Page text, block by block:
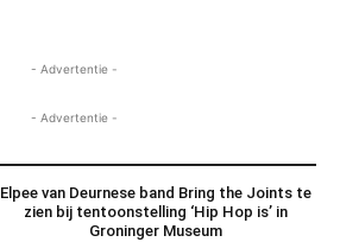
- Advertentie -
- Advertentie -
Elpee van Deurnese band Bring the Joints te
zien bij tentoonstelling ‘Hip Hop is’ in
Groninger Museum